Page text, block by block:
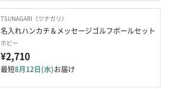
TSUNAGARI（ツナガリ）
名入れハンカチ＆メッセージゴルフボールセット
ホビー
¥2,710
最短8月12日(水)お届け